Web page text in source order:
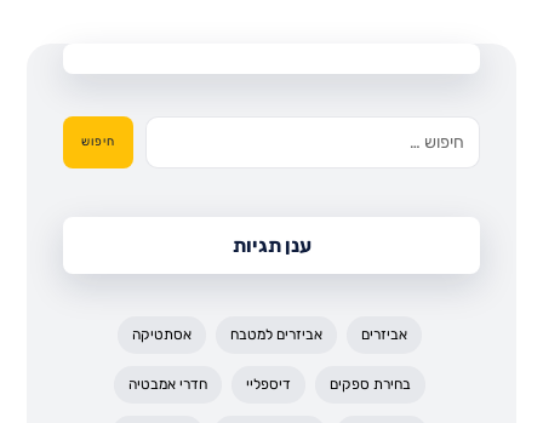
חיפוש
ענן תגיות
אביזרים אביזרים למטבח אסתטיקה
בחירת ספקים דיספליי חדרי אמבטיה